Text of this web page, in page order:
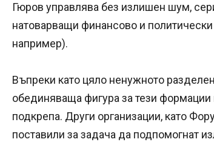
Гюров управлява без излишен шум,
натоварващи финансово и
например).
Въпреки като цяло ненужното
обединяваща фигура за тези
подкрепа. Други организации, като
поставили за задача да подпомогнат